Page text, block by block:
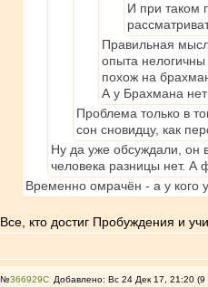
И при таком
Правильная
опыта
похож на
А у Брахмана нет
Проблема только в
сон сновидцу, как
Ну да уже обсуждали, он
человека разницы нет. А
Временно омрачён - а у кого
Все, кто достиг Пробуждения и
№366929 Добавлено: Вс 24 Дек 17, 21:20 (9